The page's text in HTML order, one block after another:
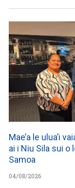
Mae’a le ulua’i
ai i Niu Sila sui o
Samoa
04/08/2026